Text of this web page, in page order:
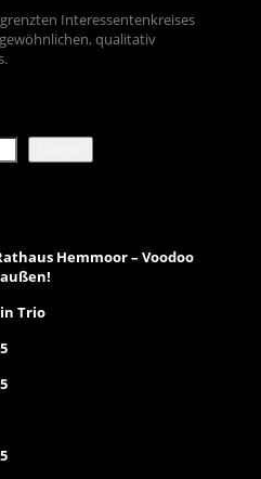
Interessentenkreises
qualitativ
Hemmoor – Voodoo
Trio